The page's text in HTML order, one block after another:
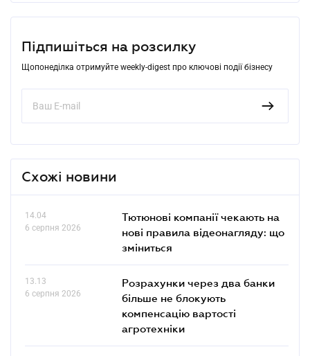
Підпишіться на розсилку
Щопонеділка отримуйте weekly-digest про ключові події бізнесу
Схожі новини
14.04
6 серпня 2026
Тютюнові компанії чекають на
нові правила відеонагляду: що
зміниться
13.13
6 серпня 2026
Розрахунки через два банки
більше не блокують
компенсацію вартості
агротехніки